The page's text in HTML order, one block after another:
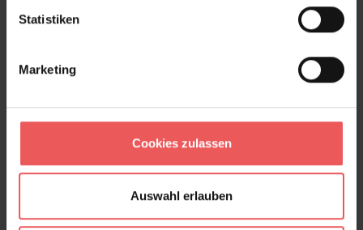
Statistiken
Marketing
Cookies zulassen
Auswahl erlauben